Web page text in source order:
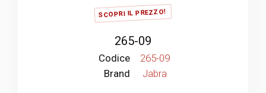
SCOPRI IL PREZZO!
265-09
Codice
265-09
Brand
Jabra